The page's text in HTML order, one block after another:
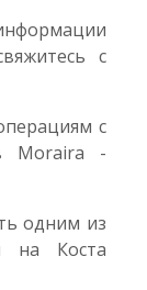
с
с
Moraira -
одним из
на Коста